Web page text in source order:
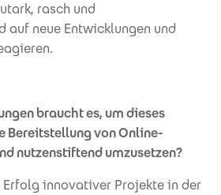
rasch und
auf neue Entwicklungen und
braucht es, um dieses
Bereitstellung von Online-
nutzenstiftend umzusetzen?
Erfolg innovativer Projekte in der